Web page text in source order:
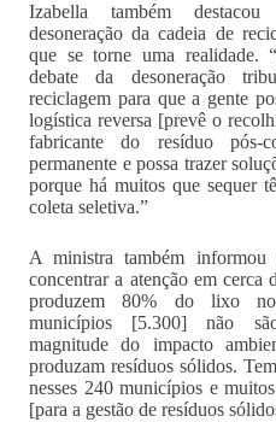
Izabella também
desoneração da cadeia de
que se torne uma realidade.
debate da desoneração
reciclagem para que a gente
logística reversa [prevê o
fabricante do resíduo pós-
permanente e possa trazer
porque há muitos que sequer
coleta seletiva.”
A ministra também
concentrar a atenção em cerca
produzem 80% do lixo
municípios [5.300] não
magnitude do impacto
produzam resíduos sólidos.
nesses 240 municípios e
[para a gestão de resíduos